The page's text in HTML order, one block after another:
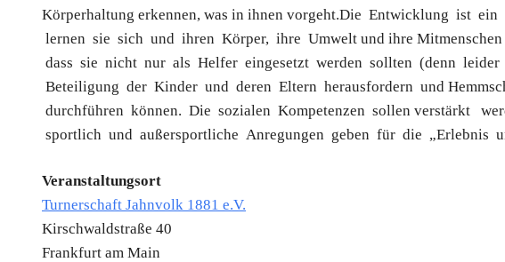
Körperhaltung erkennen, was in ihnen vorgeht.Die Entwicklung ist
lernen sie sich und ihren Körper, ihre Umwelt und ihre
dass sie nicht nur als Helfer eingesetzt werden sollten (denn leider
Beteiligung der Kinder und deren Eltern herausfordern und
durchführen können. Die sozialen Kompetenzen sollen verstärkt
sportlich und außersportliche Anregungen geben für die „Erlebnis
Veranstaltungsort
Turnerschaft Jahnvolk 1881 e.V.
Kirschwaldstraße 40
Frankfurt am Main